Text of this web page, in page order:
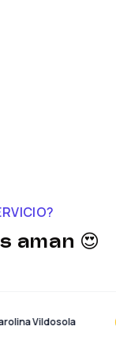
aman 😍
Carolina Vildosola